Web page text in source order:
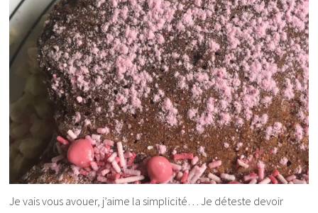
Je vais vous avouer, j’aime la simplicité… Je déteste devoir